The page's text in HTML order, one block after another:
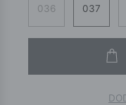
036 037